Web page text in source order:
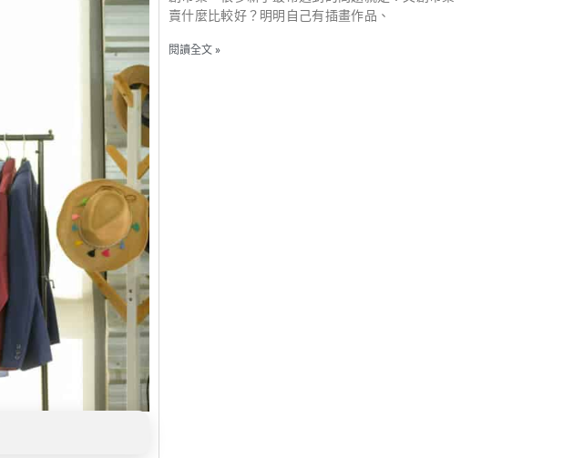
賣什麼比較好？明明自己有插畫作品、
閱讀全文 »